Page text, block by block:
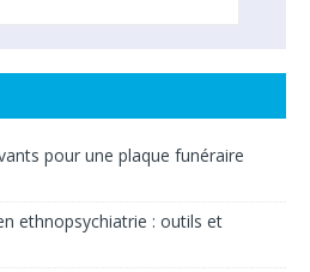
pour une plaque funéraire
ethnopsychiatrie : outils et